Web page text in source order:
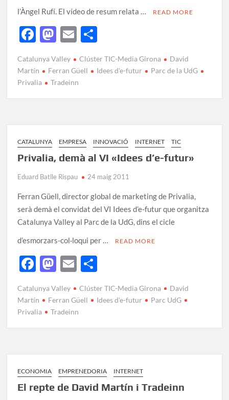
l’Àngel Rufí. El vídeo de resum relata …
READ MORE
F
e
b
o
M
to
d
o
E
ail m
ar
Catalunya Valley Clúster TIC-Media Girona
David
Martín
Ferran Güell Idees d'e-futur
Parc de la UdG
Privalia
Tradeinn
CATALUNYA EMPRESA INNOVACIÓ INTERNET TIC
Privalia, demà al VI «Idees d’e-futur»
Eduard Batlle Rispau 24 maig 2011
Ferran Güell, director global de marketing de Privalia,
serà demà el convidat del VI Idees d’e-futur que organitza
Catalunya Valley al Parc de la UdG, dins el cicle
d’esmorzars-col·loqui per …
READ MORE
F
e
b
o
M
to
d
o
E
ail m
ar
Catalunya Valley Clúster TIC-Media Girona
David
Martín
Ferran Güell Idees d'e-futur
Parc UdG
Privalia
Tradeinn
ECONOMIA EMPRENEDORIA INTERNET
El repte de David Martín i Tradeinn